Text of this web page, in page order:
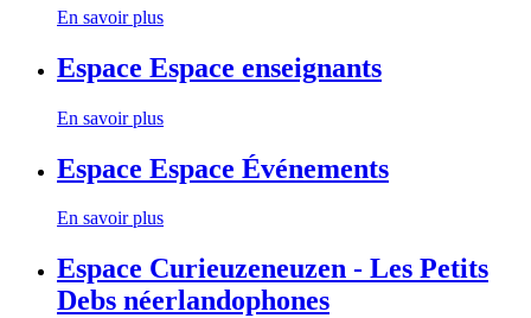
En savoir plus
Espace Espace enseignants
En savoir plus
Espace Espace Événements
En savoir plus
Espace Curieuzeneuzen - Les Petits
Debs néerlandophones